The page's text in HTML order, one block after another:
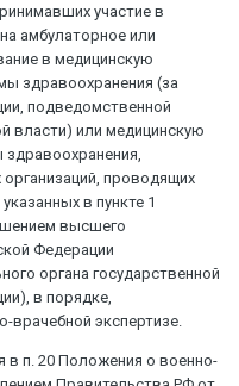
участие в
амбулаторное или
в медицинскую
здравоохранения (за
подведомственной
власти) или медицинскую
проводящих
в пункте 1
высшего
Федерации
органа государственной
в порядке,
экспертизе.
в п. 20 Положения о военно-